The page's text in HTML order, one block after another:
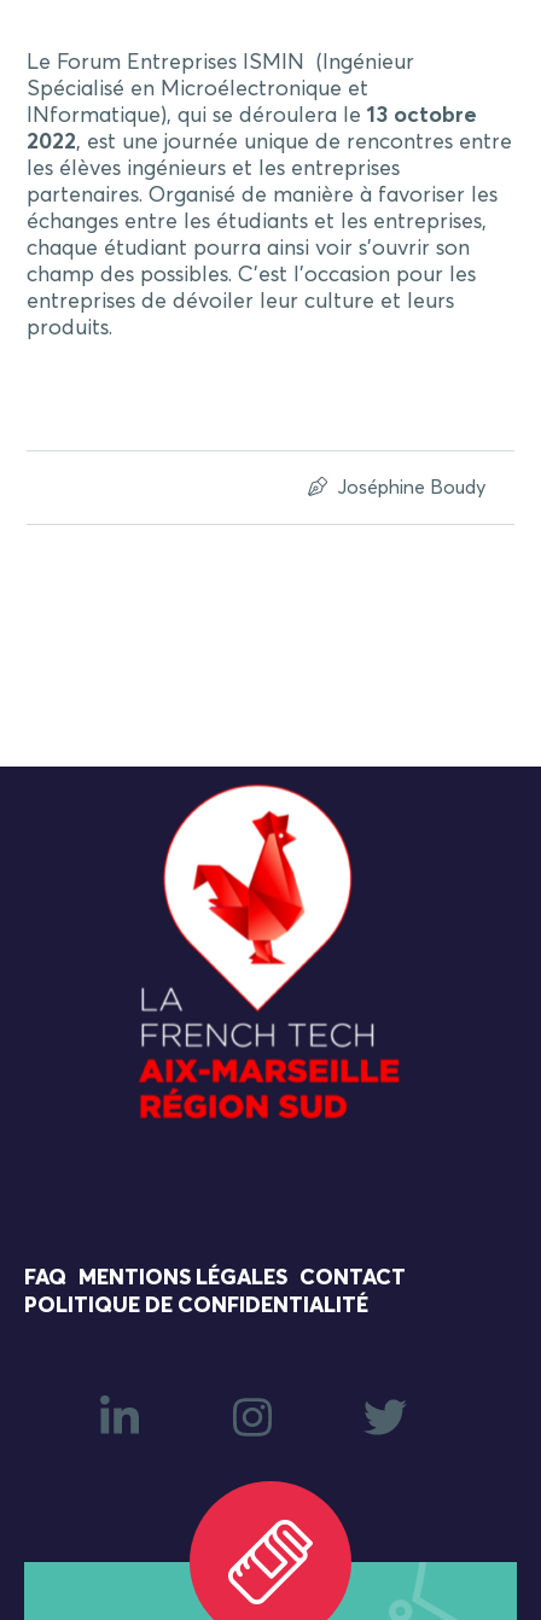
Le Forum Entreprises ISMIN (Ingénieur
Spécialisé en Microélectronique et
INformatique), qui se déroulera le13 octobre
2022, est une journée unique de rencontres entre
les élèves ingénieurs et les entreprises
partenaires. Organisé de manière à favoriser les
échanges entre les étudiants et les entreprises,
chaque étudiant pourra ainsi voir s’ouvrir son
champ des possibles. C’est l’occasion pour les
entreprises de dévoiler leur culture et leurs
produits.
Joséphine Boudy
FAQ MENTIONS LÉGALES
CONTACT
POLITIQUE DE CONFIDENTIALITÉ